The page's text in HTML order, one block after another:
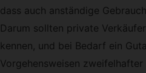
dass auch anständige
Darum sollten private
kennen, und bei Bedarf ein
Vorgehensweisen